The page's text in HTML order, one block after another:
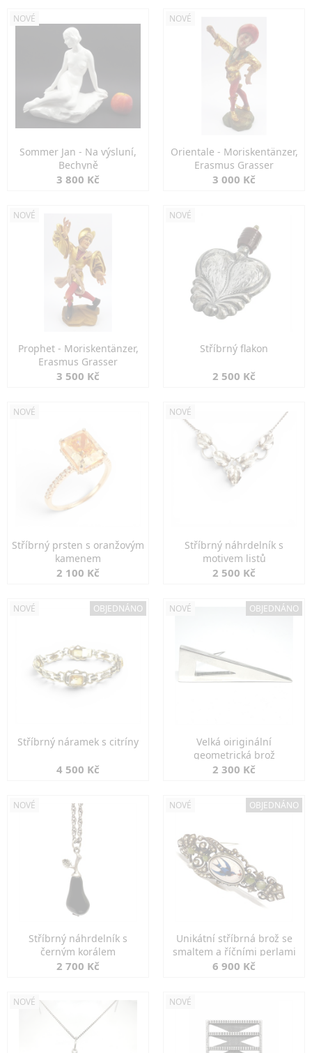
NOVÉ
Sommer Jan - Na výsluní,
Bechyně
3 800 Kč
NOVÉ
Orientale - Moriskentänzer,
Erasmus Grasser
3 000 Kč
NOVÉ
Prophet - Moriskentänzer,
Erasmus Grasser
3 500 Kč
NOVÉ
Stříbrný flakon
2 500 Kč
NOVÉ
Stříbrný prsten s oranžovým
kamenem
2 100 Kč
NOVÉ
Stříbrný náhrdelník s
motivem listů
2 500 Kč
NOVÉ OBJEDNÁNO
Stříbrný náramek s citríny
4 500 Kč
NOVÉ OBJEDNÁNO
Velká oiriginální
geometrická brož
2 300 Kč
NOVÉ
Stříbrný náhrdelník s
černým korálem
2 700 Kč
NOVÉ OBJEDNÁNO
Unikátní stříbrná brož se
smaltem a říčními perlami
6 900 Kč
NOVÉ NOVÉ